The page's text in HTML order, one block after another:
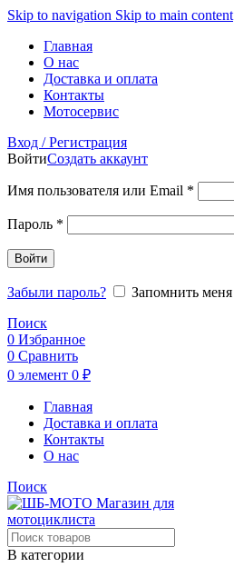
Skip to navigation Skip to main content
Главная
О нас
Доставка и оплата
Контакты
Мотосервис
Вход / Регистрация
ВойтиСоздать аккаунт
Имя пользователя или Email *
Пароль *
Войти
Забыли пароль?
Запомнить меня
Поиск
0 Избранное
0 Сравнить
0 элемент 0 ₽
Главная
Доставка и оплата
Контакты
О нас
Поиск
В категории